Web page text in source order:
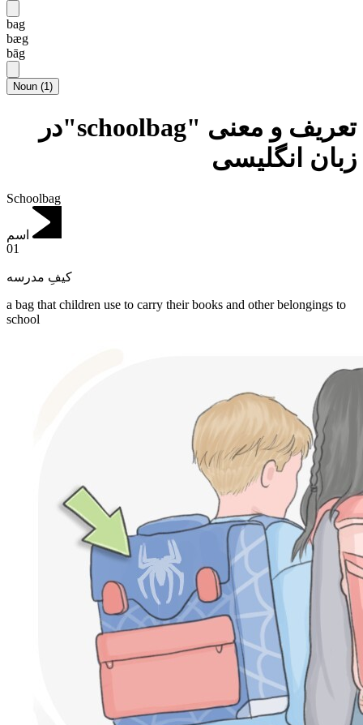
bag
bæg
bāg
Noun (1)
تعریف و معنی "schoolbag"در
زبان انگلیسی
Schoolbag
اسم
01
کیفِ مدرسه
a bag that children use to carry their books and other belongings to
school